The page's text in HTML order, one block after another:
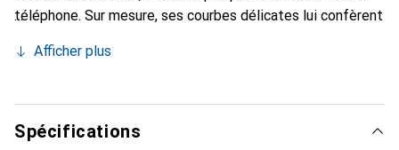
téléphone. Sur mesure, ses courbes délicates lui confèrent
et indispensable de votre smartphone. Reconnaître
marque Noreve est un choix sûr pour une clientèle
exigeante.
Afficher plus
Spécifications